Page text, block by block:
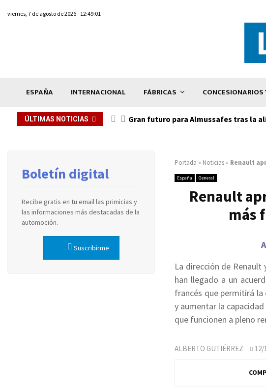
viernes, 7 de agosto de 2026 - 12:49:01
ESPAÑA INTERNACIONAL FÁBRICAS CONCESIONARIOS
ÚLTIMAS NOTICIAS Gran futuro para Almussafes tras la
Portada » Noticias » Renault
España General
Renault
más
La dirección de Renault
han llegado a un
francés que permitirá
y aumentar la
que funcionen a pleno
ALBERTO GUTIÉRREZ 12/
Boletín digital
Recibe gratis en tu email las primicias y
las informaciones más destacadas de la
automoción.
Suscribirme